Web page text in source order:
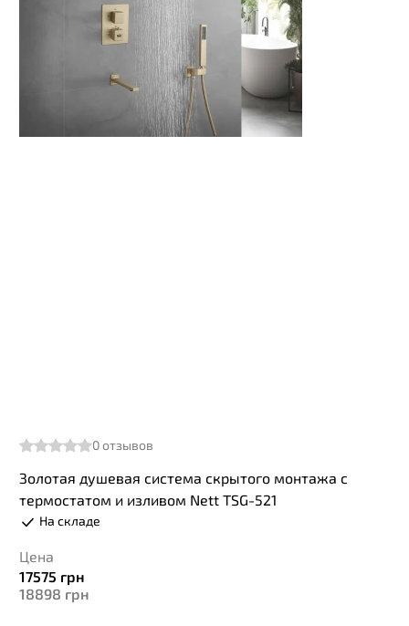
0отзывов
Золотая душевая система скрытого монтажа с
термостатом и изливом Nett TSG-521
На складе
Цена
17575 грн
18898 грн